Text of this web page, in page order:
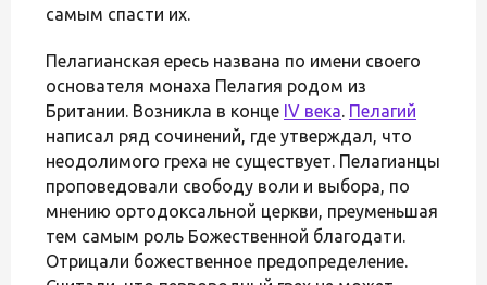
самым спасти их.
Пелагианская ересь названа по имени своего
основателя монаха Пелагия родом из
Британии. Возникла в конце IV века. Пелагий
написал ряд сочинений, где утверждал, что
неодолимого греха не существует. Пелагианцы
проповедовали свободу воли и выбора, по
мнению ортодоксальной церкви, преуменьшая
тем самым роль Божественной благодати.
Отрицали божественное предопределение.